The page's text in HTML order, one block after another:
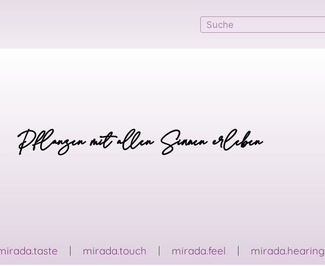
Pflanzen mit allen Sinnen erleben
mirada.touch mirada.feel mirada.hearing